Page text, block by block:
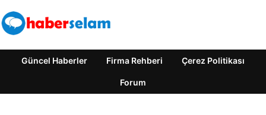
Güncel Haberler Firma Rehberi Çerez Politikası
Forum